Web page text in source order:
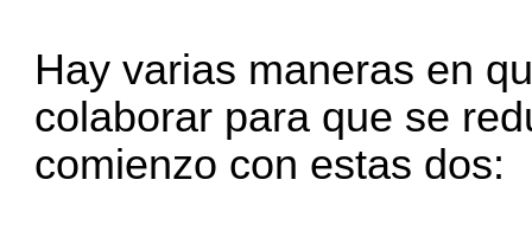
Hay varias maneras en
colaborar para que se
comienzo con estas dos: